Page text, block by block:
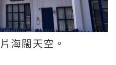
海闊天空。